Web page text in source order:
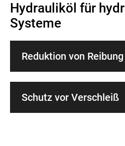
Hydrauliköl für
Systeme
Reduktion von Reibung
Schutz vor Verschleiß